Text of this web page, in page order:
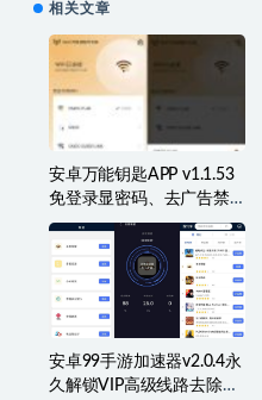
相关文章
安卓万能钥匙APP v1.1.53
免登录显密码、去广告禁
升级版
安卓99手游加速器v2.0.4永
久解锁VIP高级线路去除广